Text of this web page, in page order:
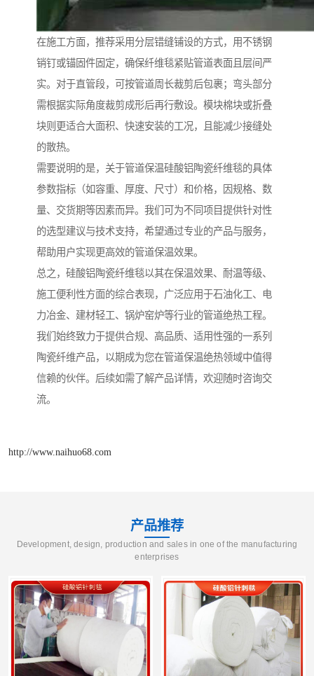
在施工方面，推荐采用分层错缝铺设的方式，用不锈钢
销钉或锚固件固定，确保纤维毯紧贴管道表面且层间严
实。对于直管段，可按管道周长裁剪后包裹；弯头部分
需根据实际角度裁剪成形后再行敷设。模块棉块或折叠
块则更适合大面积、快速安装的工况，且能减少接缝处
的散热。
需要说明的是，关于管道保温硅酸铝陶瓷纤维毯的具体
参数指标（如容重、厚度、尺寸）和价格，因规格、数
量、交货期等因素而异。我们可为不同项目提供针对性
的选型建议与技术支持，希望通过专业的产品与服务，
帮助用户实现更高效的管道保温效果。
总之，硅酸铝陶瓷纤维毯以其在保温效果、耐温等级、
施工便利性方面的综合表现，广泛应用于石油化工、电
力冶金、建材轻工、锅炉窑炉等行业的管道绝热工程。
我们始终致力于提供合规、高品质、适用性强的一系列
陶瓷纤维产品，以期成为您在管道保温绝热领域中值得
信赖的伙伴。后续如需了解产品详情，欢迎随时咨询交
流。
http://www.naihuo68.com
产品推荐
Development, design, production and sales in one of the manufacturing
enterprises